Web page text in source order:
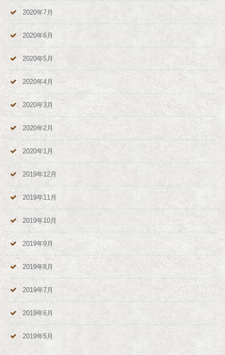
2020年7月
2020年6月
2020年5月
2020年4月
2020年3月
2020年2月
2020年1月
2019年12月
2019年11月
2019年10月
2019年9月
2019年8月
2019年7月
2019年6月
2019年5月